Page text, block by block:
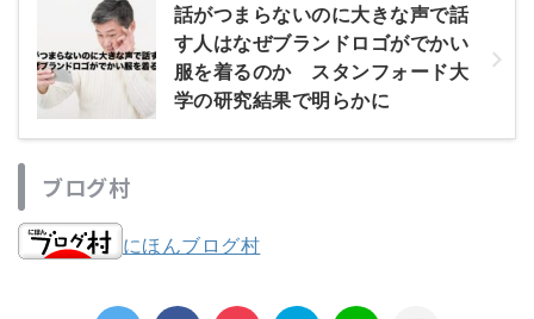
話がつまらないのに大きな声で話
す人はなぜブランドロゴがでかい
服を着るのか スタンフォード大
学の研究結果で明らかに
ブログ村
にほんブログ村